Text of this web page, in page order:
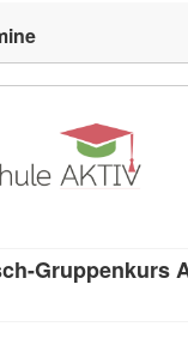
Gruppenkurs